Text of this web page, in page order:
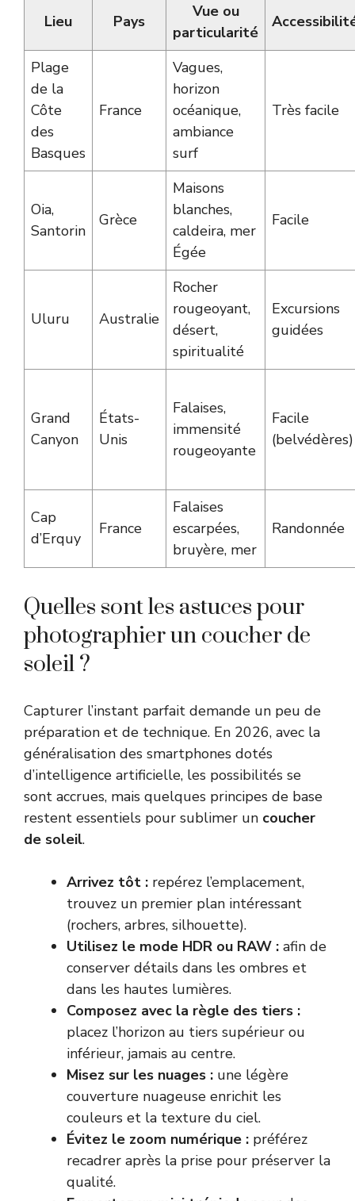
Lieu Pays
Vue ou
particularité
Plage
de la
Côte
des
Basques
France
Vagues,
horizon
océanique,
ambiance
surf
Très facile
Oia,
Santorin
Grèce
Maisons
blanches,
caldeira, mer
Égée
Facile
Uluru Australie
Rocher
rougeoyant,
désert,
spiritualité
Excursions
guidées
Grand
Canyon
États-
Unis
Falaises,
immensité
rougeoyante
Facile
(belvédères)
Cap
d’Erquy
France
Falaises
escarpées,
bruyère, mer
Randonnée
Quelles sont les astuces pour
photographier un coucher de
soleil ?
Capturer l’instant parfait demande un peu de
préparation et de technique. En 2026, avec la
généralisation des smartphones dotés
d’intelligence artificielle, les possibilités se
sont accrues, mais quelques principes de base
restent essentiels pour sublimer un coucher
de soleil.
Arrivez tôt : repérez l’emplacement,
trouvez un premier plan intéressant
(rochers, arbres, silhouette).
Utilisez le mode HDR ou RAW : afin de
conserver détails dans les ombres et
dans les hautes lumières.
Composez avec la règle des tiers :
placez l’horizon au tiers supérieur ou
inférieur, jamais au centre.
Misez sur les nuages : une légère
couverture nuageuse enrichit les
couleurs et la texture du ciel.
Évitez le zoom numérique : préférez
recadrer après la prise pour préserver la
qualité.